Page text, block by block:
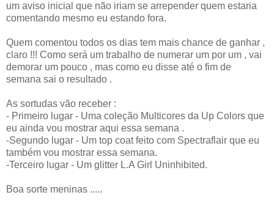
um aviso inicial que não iriam se arrepender quem estaria
comentando mesmo eu estando fora.
Quem comentou todos os dias tem mais chance de ganhar ,
claro !!! Como será um trabalho de numerar um por um , vai
demorar um pouco , mas como eu disse até o fim de
semana sai o resultado .
As sortudas vão receber :
- Primeiro lugar - Uma coleção Multicores da Up Colors que
eu ainda vou mostrar aqui essa semana .
-Segundo lugar - Um top coat feito com Spectraflair que eu
também vou mostrar essa semana.
-Terceiro lugar - Um glitter L.A Girl Uninhibited.
Boa sorte meninas .....